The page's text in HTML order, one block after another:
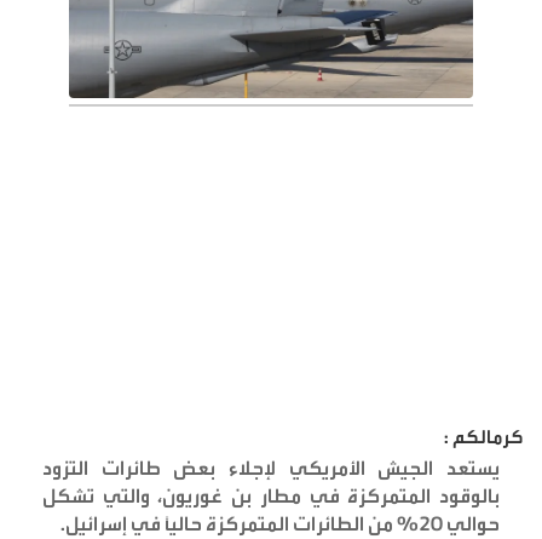
كرمالكم :
يستعد الجيش الأمريكي لإجلاء بعض طائرات التزود
بالوقود المتمركزة في مطار بن غوريون، والتي تشكل
حوالي 20% من الطائرات المتمركزة حاليًا في إسرائيل
.